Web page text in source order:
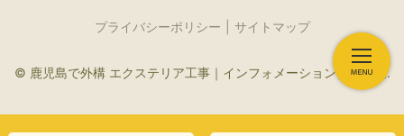
プライバシーポリシー サイトマップ
© 鹿児島で外構 エクステリア工事｜インフォメーション住宅産業.